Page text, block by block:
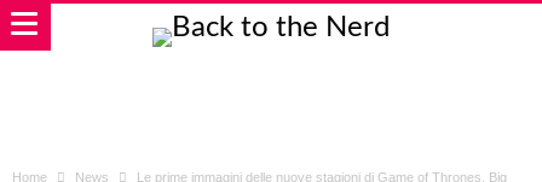
Home News
Le prime immagini delle nuove stagioni di Game of Thrones, Big